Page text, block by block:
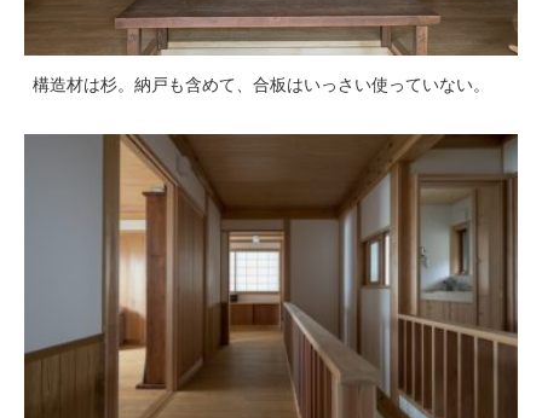
構造材は杉。納戸も含めて、合板はいっさい使っていない。